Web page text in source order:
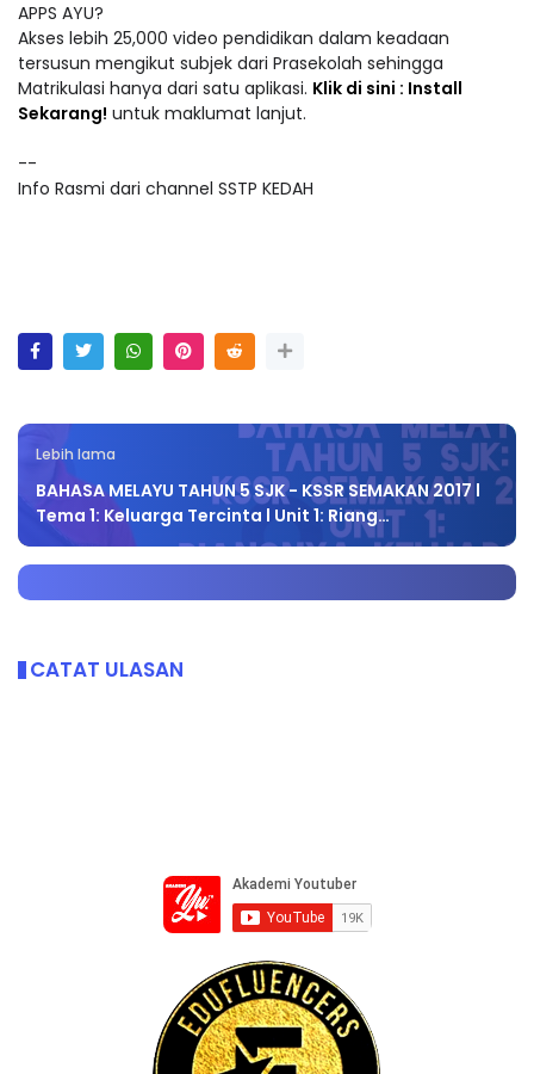
APPS AYU?
Akses lebih 25,000 video pendidikan dalam keadaan
tersusun mengikut subjek dari Prasekolah sehingga
Matrikulasi hanya dari satu aplikasi. Klik di sini : Install
Sekarang! untuk maklumat lanjut.
--
Info Rasmi dari channel SSTP KEDAH
Lebih lama
BAHASA MELAYU TAHUN 5 SJK - KSSR SEMAKAN 2017 l
Tema 1: Keluarga Tercinta l Unit 1: Riang…
CATAT ULASAN